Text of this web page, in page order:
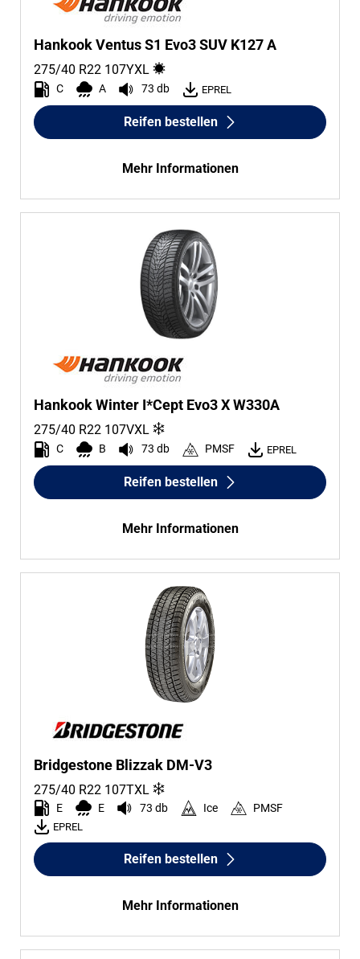
Hankook Ventus S1 Evo3 SUV K127 A
275/40 R22 107YXL
C A 73 db EPREL
Reifen bestellen
Mehr Informationen
Hankook Winter I*Cept Evo3 X W330A
275/40 R22 107VXL
C B 73 db PMSF EPREL
Reifen bestellen
Mehr Informationen
Bridgestone Blizzak DM-V3
275/40 R22 107TXL
E E 73 db Ice PMSF
EPREL
Reifen bestellen
Mehr Informationen